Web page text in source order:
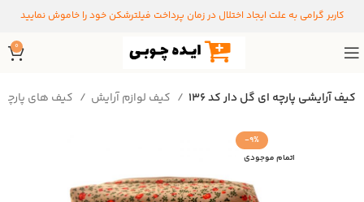
کاربر گرامی به علت ایجاد اختلال در زمان پرداخت فیلترشکن خود را خاموش نمایید
0
کیف آرایشی پارچه ای گل دار کد 136
-9%
اتمام موجودی